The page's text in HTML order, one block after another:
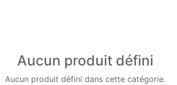
Aucun produit défini
Aucun produit défini dans cette catégorie.